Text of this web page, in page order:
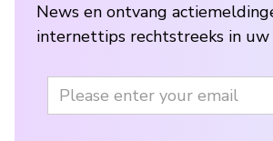
News en ontvang
internettips rechtstreeks in uw